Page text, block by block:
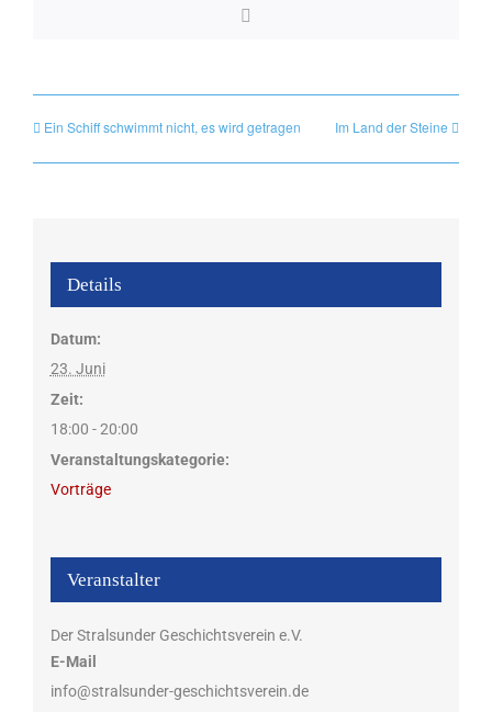
Ein Schiff schwimmt nicht, es wird getragen Im Land der Steine
Details
Datum:
23. Juni
Zeit:
18:00 - 20:00
Veranstaltungskategorie:
Vorträge
Veranstalter
Der Stralsunder Geschichtsverein e.V.
E-Mail
info@stralsunder-geschichtsverein.de